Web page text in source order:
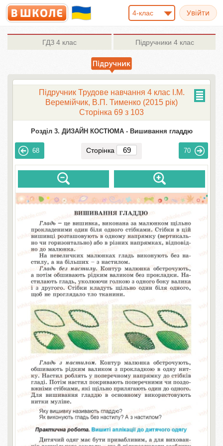
4-клас
ГДЗ 4 клас Підручники 4 клас
Підручник Трудове навчання 4 клас І.М.
Веремійчик, В.П. Тименко (2015 рік)
Сторінка 69 з 103
Розділ 3. ДИЗАЙН КОСТЮМА - Вишивання гладдю
68 Сторінка 70